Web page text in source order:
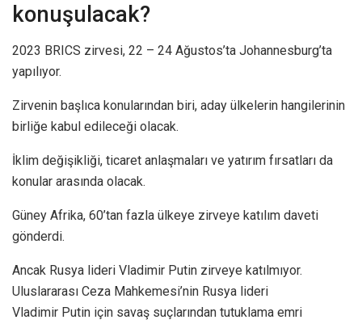
konuşulacak?
2023 BRICS zirvesi, 22 – 24 Ağustos’ta Johannesburg’ta
yapılıyor.
Zirvenin başlıca konularından biri, aday ülkelerin hangilerinin
birliğe kabul edileceği olacak.
İklim değişikliği, ticaret anlaşmaları ve yatırım fırsatları da
konular arasında olacak.
Güney Afrika, 60’tan fazla ülkeye zirveye katılım daveti
gönderdi.
Ancak Rusya lideri Vladimir Putin zirveye katılmıyor.
Uluslararası Ceza Mahkemesi’nin Rusya lideri
Vladimir Putin için savaş suçlarından tutuklama emri